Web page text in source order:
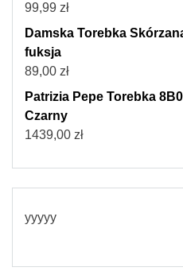
99,99 zł
Damska Torebka
fuksja
89,00 zł
Patrizia Pepe Torebka
Czarny
1439,00 zł
yyyyy